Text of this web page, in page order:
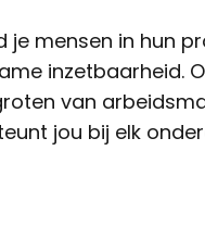
mensen in hun
inzetbaarheid.
van
jou bij elk